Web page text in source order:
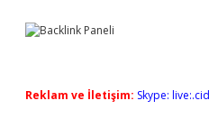
Reklam ve İletişim: Skype: